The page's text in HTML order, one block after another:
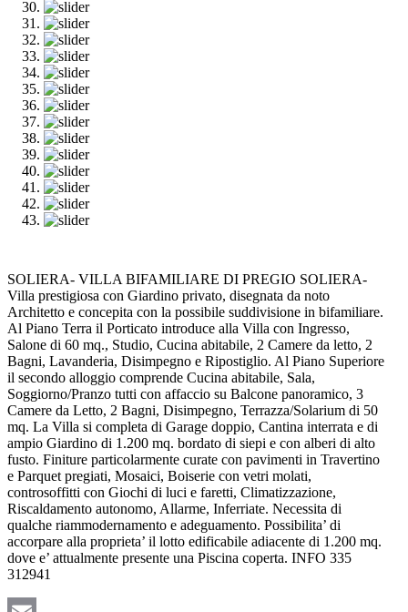
SOLIERA- VILLA BIFAMILIARE DI PREGIO SOLIERA-
Villa prestigiosa con Giardino privato, disegnata da noto
Architetto e concepita con la possibile suddivisione in bifamiliare.
Al Piano Terra il Porticato introduce alla Villa con Ingresso,
Salone di 60 mq., Studio, Cucina abitabile, 2 Camere da letto, 2
Bagni, Lavanderia, Disimpegno e Ripostiglio. Al Piano Superiore
il secondo alloggio comprende Cucina abitabile, Sala,
Soggiorno/Pranzo tutti con affaccio su Balcone panoramico, 3
Camere da Letto, 2 Bagni, Disimpegno, Terrazza/Solarium di 50
mq. La Villa si completa di Garage doppio, Cantina interrata e di
ampio Giardino di 1.200 mq. bordato di siepi e con alberi di alto
fusto. Finiture particolarmente curate con pavimenti in Travertino
e Parquet pregiati, Mosaici, Boiserie con vetri molati,
controsoffitti con Giochi di luci e faretti, Climatizzazione,
Riscaldamento autonomo, Allarme, Inferriate. Necessita di
qualche riammodernamento e adeguamento. Possibilita’ di
accorpare alla proprieta’ il lotto edificabile adiacente di 1.200 mq.
dove e’ attualmente presente una Piscina coperta. INFO 335
312941